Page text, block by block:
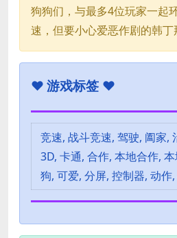
狗狗们，与最多4位玩家一起
速，但要小心爱恶作剧的韩丁
♥ 游戏标签 ♥
竞速, 战斗竞速, 驾驶, 阖家,
3D, 卡通, 合作, 本地合作,
狗, 可爱, 分屏, 控制器, 动作